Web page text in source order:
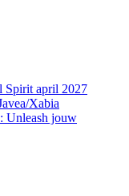
Spirit april 2027
Xabia
Unleash jouw